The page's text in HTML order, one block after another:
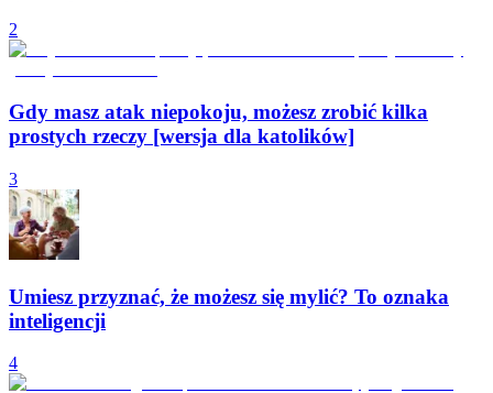
2
Gdy masz atak niepokoju, możesz zrobić kilka
prostych rzeczy [wersja dla katolików]
3
Umiesz przyznać, że możesz się mylić? To oznaka
inteligencji
4